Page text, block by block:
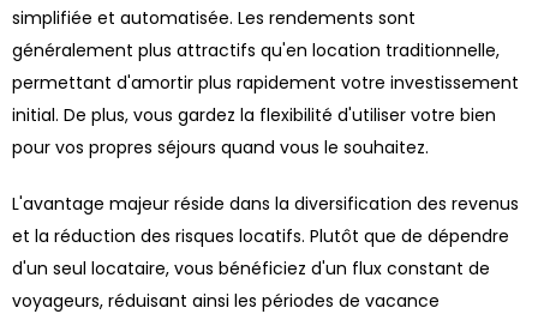
simplifiée et automatisée. Les rendements sont
généralement plus attractifs qu'en location traditionnelle,
permettant d'amortir plus rapidement votre investissement
initial. De plus, vous gardez la flexibilité d'utiliser votre bien
pour vos propres séjours quand vous le souhaitez.
L'avantage majeur réside dans la diversification des revenus
et la réduction des risques locatifs. Plutôt que de dépendre
d'un seul locataire, vous bénéficiez d'un flux constant de
voyageurs, réduisant ainsi les périodes de vacance